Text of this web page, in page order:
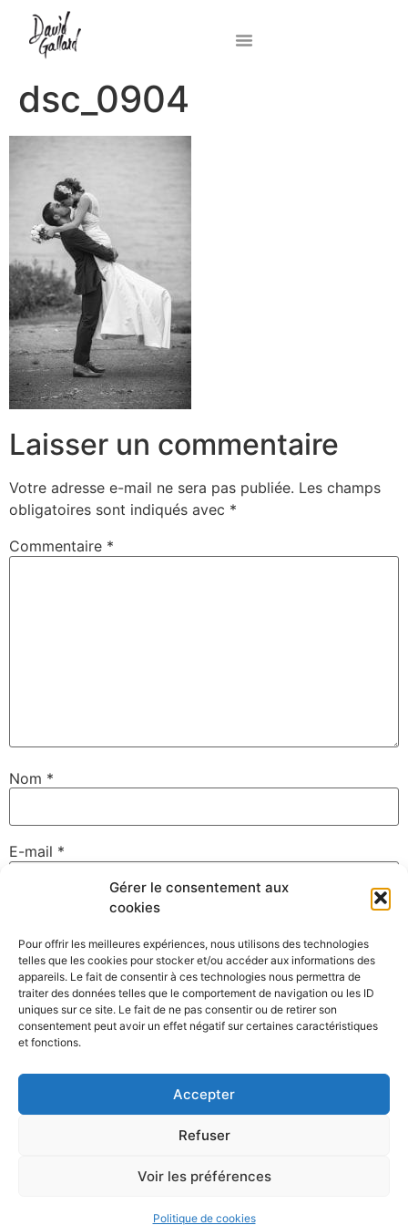
Gérer le consentement aux
cookies
Pour offrir les meilleures expériences, nous utilisons des technologies
telles que les cookies pour stocker et/ou accéder aux informations des
appareils. Le fait de consentir à ces technologies nous permettra de
traiter des données telles que le comportement de navigation ou les ID
uniques sur ce site. Le fait de ne pas consentir ou de retirer son
consentement peut avoir un effet négatif sur certaines caractéristiques
et fonctions.
Accepter
Refuser
Voir les préférences
Politique de cookies
dsc_0904
Laisser un commentaire
Votre adresse e-mail ne sera pas publiée. Les champs
obligatoires sont indiqués avec *
Commentaire *
Nom *
E-mail *
Enregistrer mon nom, mon e-mail et mon site dans le
navigateur pour mon prochain commentaire.